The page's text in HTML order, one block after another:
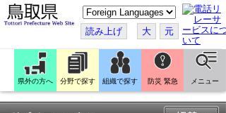
こ
の
ペ
ー
ジ
翻
訳
す
る
読み上げ 大 元
県外の方へ 分野で探す 組織で探す 防災 緊急 メニュー